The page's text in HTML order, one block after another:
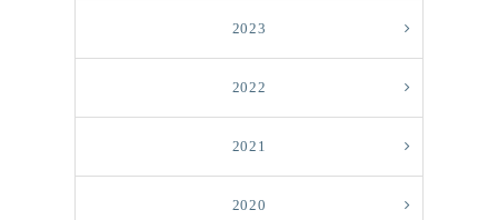
2023
2022
2021
2020